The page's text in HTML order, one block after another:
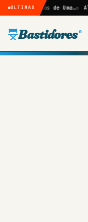
ÚLTIMAS
de Uma… Alinne
Bastidores ®